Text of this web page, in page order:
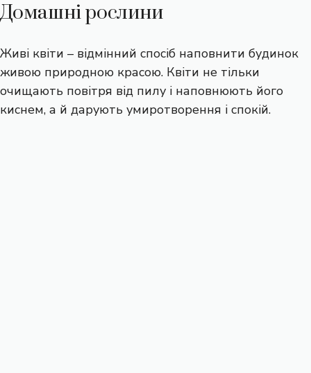
Домашні рослини
Живі квіти – відмінний спосіб наповнити будинок
живою природною красою. Квіти не тільки
очищають повітря від пилу і наповнюють його
киснем, а й дарують умиротворення і спокій.